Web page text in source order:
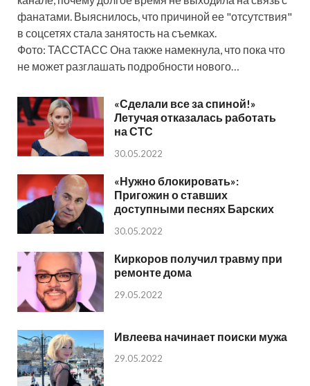
фанатами. Выяснилось, что причиной ее "отсутствия"
в соцсетях стала занятость на съемках.
Фото: ТАССТАСС Она также намекнула, что пока что
не может разглашать подробности нового…
«Сделали все за спиной!»
Летучая отказалась работать
на СТС
30.05.2022
«Нужно блокировать»:
Пригожин о ставших
доступными песнях Барских
30.05.2022
Киркоров получил травму при
ремонте дома
29.05.2022
Ивлеева начинает поиски мужа
29.05.2022